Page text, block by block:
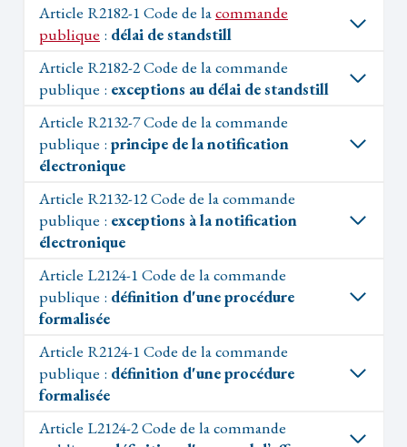
Article R2182-1 Code de lacommande
publique : délai de standstill
Article R2182-2 Code de la commande
publique : exceptions au délai de standstill
Article R2132-7 Code de la commande
publique : principe de la notification
électronique
Article R2132-12 Code de la commande
publique : exceptions à la notification
électronique
Article L2124-1 Code de la commande
publique : définition d'une procédure
formalisée
Article R2124-1 Code de la commande
publique : définition d'une procédure
formalisée
Article L2124-2 Code de la commande